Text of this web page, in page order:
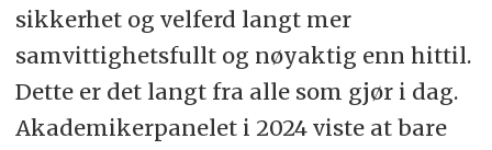
sikkerhet og velferd langt mer
samvittighetsfullt og nøyaktig enn hittil.
Dette er det langt fra alle som gjør i dag.
Akademikerpanelet i 2024 viste at bare